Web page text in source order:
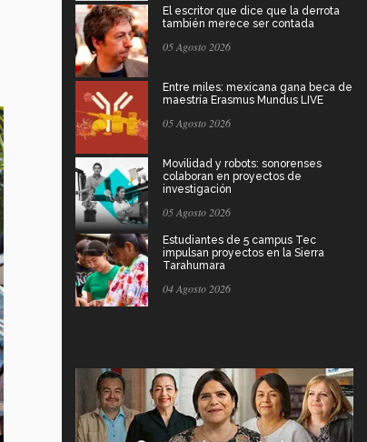
El escritor que dice que la derrota
también merece ser contada
05 Agosto 2026
Entre miles: mexicana gana beca de
maestría Erasmus Mundus LIVE
05 Agosto 2026
Movilidad y robots: sonorenses
colaboran en proyectos de
investigación
05 Agosto 2026
Estudiantes de 5 campus Tec
impulsan proyectos en la Sierra
Tarahumara
04 Agosto 2026